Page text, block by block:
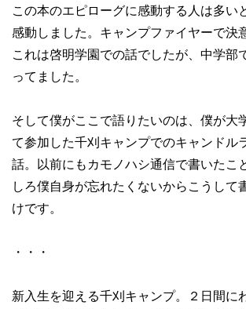
この本のエピローグに感動する人は多い
感動しました。キャンプファイヤーで決
これは啓明学園での話でしたが、中学部
ってました。
そして僕がここで語りたいのは、僕が大
て参加した千刈キャンプでのキャンドル
話。以前にもカモノハシ通信で書いたこ
しろ僕自身が忘れたくないからこうして
けです。
・・・
新入生を迎える千刈キャンプ。２日間に